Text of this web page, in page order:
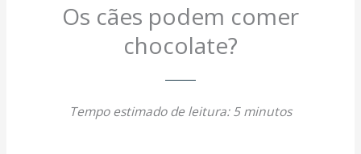
Os cães podem comer
chocolate?
Tempo estimado de leitura: 5 minutos